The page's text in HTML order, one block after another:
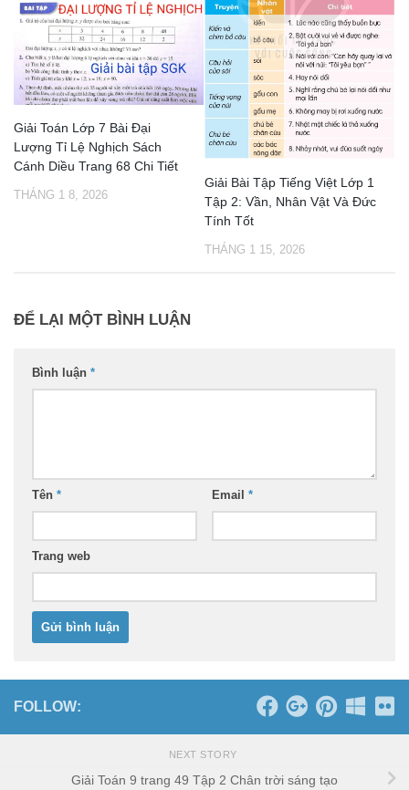
Giải Toán Lớp 7 Bài Đại
Lượng Tỉ Lệ Nghịch Sách
Cánh Diều Trang 68 Chi Tiết
THÁNG 1 8, 2026
Giải Bài Tập Tiếng Việt Lớp 1
Tập 2: Vần, Nhân Vật Và Đức
Tính Tốt
THÁNG 1 15, 2026
ĐỂ LẠI MỘT BÌNH LUẬN
Bình luận *
Tên * Email *
Trang web
FOLLOW:
NEXT STORY
Giải Toán 9 trang 49 Tập 2 Chân trời sáng tạo